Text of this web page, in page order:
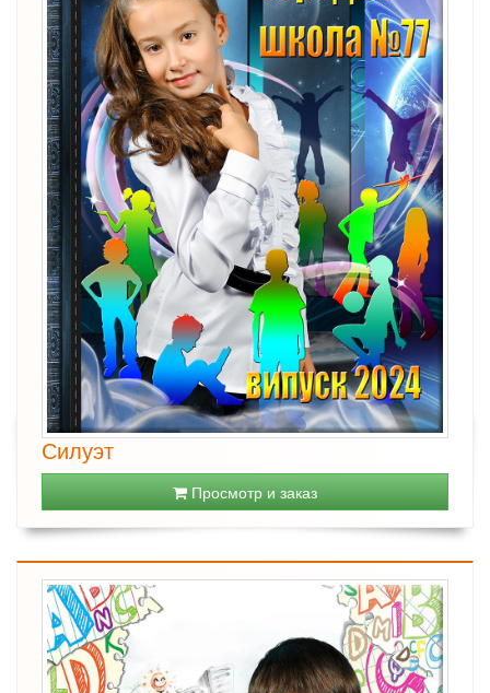
Силуэт
Просмотр и заказ